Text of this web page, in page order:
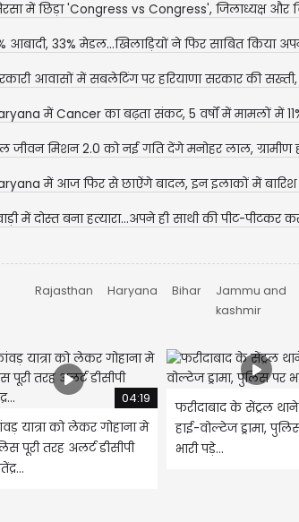
में छिड़ा 'Congress vs Congress', जिलाध्यक्ष और
आबादी, 33% मेडल...खिलाड़ियों ने फिर साबित किया
आवासों में सबलेटिंग पर हरियाणा सरकार की सख्ती,
में Cancer का बढ़ता संकट, 5 वर्षों में मामलों में
जीवन मिशन 2.0 को नई गति देंगे मनोहर लाल, ग्रामीण
में आज फिर से छाऐंगे बादल, इन इलाकों में बारिश
में दोस्त बना हत्यारा...अपने ही साथी की पीट-पीटकर
Rajasthan Haryana Bihar
Jammu and
kashmir
04:19
यात्रा को लेकर गोहाना मे
पूरी तरह अलर्ट डीसीपी
फरीदाबाद के सेंट्रल
हाई-वोल्टेज ड्रामा,
भारी पड़े...